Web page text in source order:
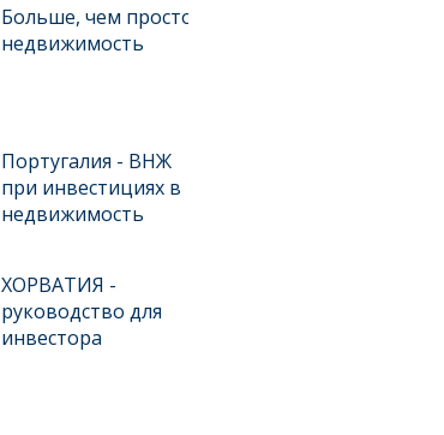
для инвестиций
Больше, чем просто
недвижимость
Португалия - ВНЖ
при инвестициях в
недвижимость
ХОРВАТИЯ -
руководство для
инвестора